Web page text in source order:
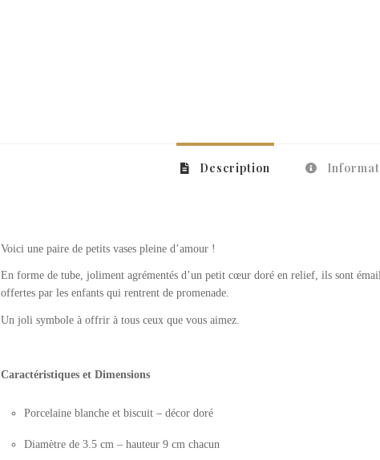
Description
Voici une paire de petits vases pleine d’amour !
En forme de tube, joliment agrémentés d’un petit cœur doré en relief, ils sont
offertes par les enfants qui rentrent de promenade.
Un joli symbole à offrir à tous ceux que vous aimez.
Caractéristiques et Dimensions
Porcelaine blanche et biscuit – décor doré
Diamètre de 3.5 cm – hauteur 9 cm chacun